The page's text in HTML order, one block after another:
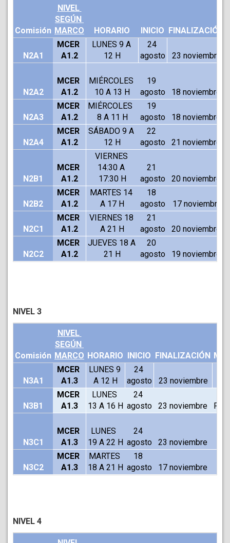
Comisión
NIVEL
SEGÚN
MARCO
HORARIO INICIO FINALIZACIÓN
N2A1
MCER
A1.2
LUNES 9 A
12 H
24
agosto
23 noviembre
N2A2
MCER
A1.2
MIÉRCOLES
10 A 13 H
19
agosto
18 noviembre
N2A3
MCER
A1.2
8 A 11 H
19
agosto
18 noviembre
N2A4
MCER
A1.2
SÁBADO 9 A
12 H
22
agosto
21 noviembre
N2B1
MCER
A1.2
VIERNES
14:30 A
17:30 H
21
agosto
20 noviembre
N2B2
MCER
A1.2
MARTES 14
A 17 H
18
agosto
17 noviembre
N2C1
MCER
A1.2
VIERNES 18
A 21 H
21
agosto
20 noviembre
N2C2
MCER
A1.2
JUEVES 18 A
21 H
20
agosto
19 noviembre
NIVEL 3
Comisión
NIVEL
SEGÚN
MARCO HORARIO INICIO FINALIZACIÓN
N3A1
MCER
A1.3
LUNES 9
A 12 H
24
agosto
23 noviembre
N3B1
MCER
A1.3
LUNES
13 A 16 H
24
agosto
23 noviembre
N3C1
MCER
A1.3
LUNES
19 A 22 H
24
agosto
23 noviembre
N3C2
MCER
A1.3
MARTES
18 A 21 H
18
agosto
17 noviembre
NIVEL 4